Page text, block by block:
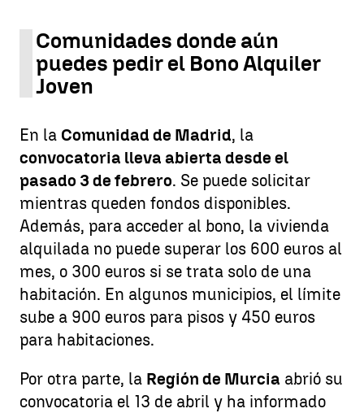
Comunidades donde aún
puedes pedir el Bono Alquiler
Joven
En la Comunidad de Madrid, la
convocatoria lleva abierta desde el
pasado 3 de febrero. Se puede solicitar
mientras queden fondos disponibles.
Además, para acceder al bono, la vivienda
alquilada no puede superar los 600 euros al
mes, o 300 euros si se trata solo de una
habitación. En algunos municipios, el límite
sube a 900 euros para pisos y 450 euros
para habitaciones.
Por otra parte, la Región de Murcia abrió su
convocatoria el 13 de abril y ha informado